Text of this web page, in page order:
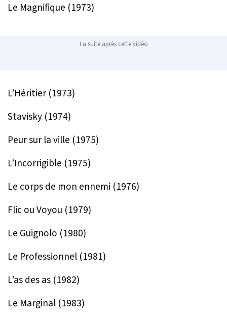
Le Magnifique (1973)
La suite après cette vidéo
L’Héritier (1973)
Stavisky (1974)
Peur sur la ville (1975)
L’Incorrigible (1975)
Le corps de mon ennemi (1976)
Flic ou Voyou (1979)
Le Guignolo (1980)
Le Professionnel (1981)
L’as des as (1982)
Le Marginal (1983)